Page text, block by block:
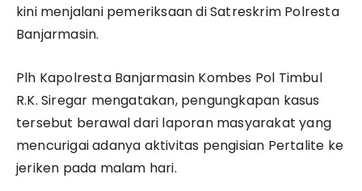
kini menjalani pemeriksaan di Satreskrim Polresta
Banjarmasin.
Plh Kapolresta Banjarmasin Kombes Pol Timbul
R.K. Siregar mengatakan, pengungkapan kasus
tersebut berawal dari laporan masyarakat yang
mencurigai adanya aktivitas pengisian Pertalite ke
jeriken pada malam hari.